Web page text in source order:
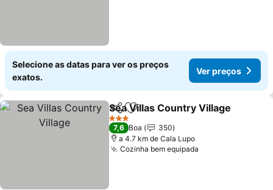
Selecione as datas para ver os preços
exatos.
Ver preços
PartilharAdicionar aos favoritos
Sea Villas Country Village
3 Estrelas
7,6 Boa
350
a 4.7 km de Cala Lupo
Cozinha bem equipada